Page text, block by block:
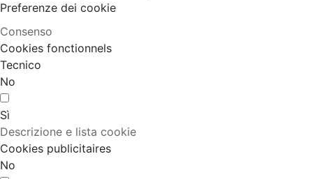
Preferenze dei cookie
Consenso
Cookies fonctionnels
Tecnico
No
Sì
Descrizione e lista cookie
Cookies publicitaires
No